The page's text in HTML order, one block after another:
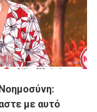
με αυτό